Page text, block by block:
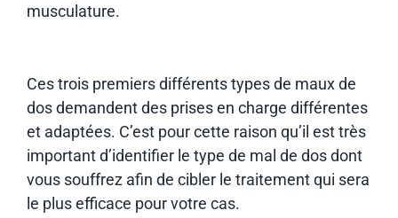
musculature.
Ces trois premiers différents types de maux de
dos demandent des prises en charge différentes
et adaptées. C’est pour cette raison qu’il est très
important d’identifier le type de mal de dos dont
vous souffrez afin de cibler le traitement qui sera
le plus efficace pour votre cas.